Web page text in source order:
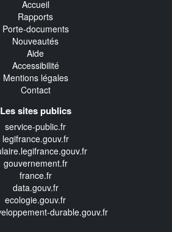
Accueil
Rapports
Porte-documents
Nouveautés
Aide
Accessibilité
Mentions légales
Contact
Les sites publics
service-public.fr
legifrance.gouv.fr
gouvernement.fr
france.fr
data.gouv.fr
ecologie.gouv.fr
durable.gouv.fr